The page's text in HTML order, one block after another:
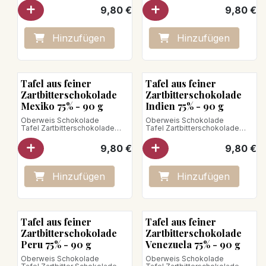
Diese Schokolade hat stark
schokoladige Noten mit
Geschmäckern von
Haselnüssen und Früchten,
begleitet von einer leichten
Säure.
Veganes Produkt
9,80€
Hinzufügen
Schokolade mit intensiven
schokoladigen Noten,
fruchtigen und floralen Noten.
Netto-Gewicht: 90g
Veganes Produkt
9,80€
Hinzufügen
Bean to Bar
Tafel aus feiner
Zartbitterschokolade
Mexiko 75% - 90 g
Oberweis Schokolade
Tafel Zartbitterschokolade
Mexiko Selva Tabasquena 70%
Gewürznoten begleitet von
Schokoladenbrownie- und
Himbeermarmeladennoten.
Nettogewicht: 90g
Veganes Produkt
9,80€
Hinzufügen
Bean to Bar
Tafel aus feiner
Zartbitterschokolade
Indien 75% - 90 g
Oberweis Schokolade
Tafel Zartbitterschokolade
Herkunft Indien 75%
Entdecken Sie eine
Schokolade mit köstlichen
Aromen von Cashew- und
Erdnüssen, geprägt von Noten
von Mango, roten und
tropischen Früchten.
Nettogewicht: 90g
Veganes Produkt
9,80€
Hinzufügen
Bean to Bar
Tafel aus feiner
Zartbitterschokolade
Peru 75% - 90 g
Oberweis Schokolade
Bean to Bar
Tafel aus feiner
Zartbitterschokolade
Venezuela 75% - 90 g
Oberweis Schokolade